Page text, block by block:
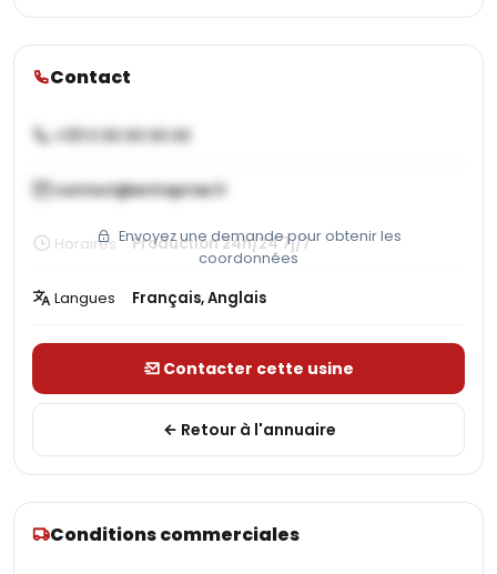
Contact
+33 X XX XX XX XX
contact@entreprise.fr
Envoyez une demande pour obtenir les
coordonnées
Horaires Production 24h/24 7j/7
Langues Français, Anglais
Contacter cette usine
Retour à l'annuaire
Conditions commerciales